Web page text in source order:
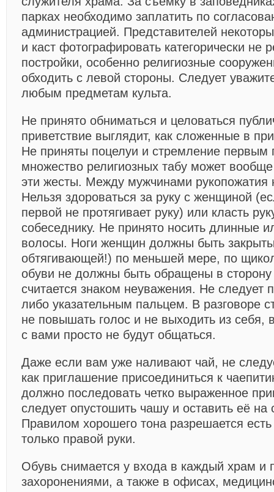
парках необходимо заплатить по
администрацией. Представителей
и каст фотографировать категорически не
постройки, особенно религиозные
обходить с левой стороны. Следует
любым предметам культа.
Не принято обниматься и целоваться
приветствие выглядит, как сложенные в
Не приняты поцелуи и стремление первым
множество религиозных табу может
эти жесты. Между мужчинами рукопожатия
Нельзя здороваться за руку с женщиной
первой не протягивает руку) или класть
собеседнику. Не принято носить длинные
волосы. Ноги женщин должны быть
обтягивающей!) по меньшей мере, по
обуви не должны быть обращены в сторону
считается знаком неуважения. Не следует
либо указательным пальцем. В разговоре
не повышать голос и не выходить из себя,
с вами просто не будут общаться.
Даже если вам уже наливают чай, не
как приглашение присоединиться к
должно последовать четко выраженное
следует опустошить чашу и оставить её на
Правилом хорошего тона разрешается
только правой руки.
Обувь снимается у входа в каждый храм и
захоронениями, а также в офисах,